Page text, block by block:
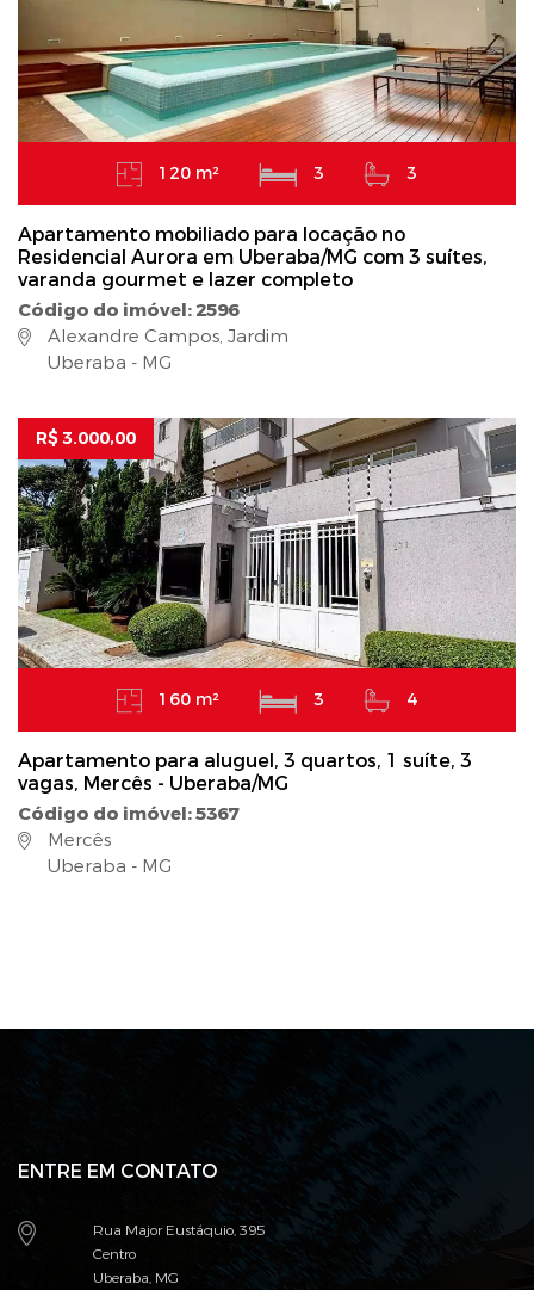
120 m² 3 3
Apartamento mobiliado para locação no
Residencial Aurora em Uberaba/MG com 3 suítes,
varanda gourmet e lazer completo
Código do imóvel: 2596
Alexandre Campos, Jardim
Uberaba - MG
R$ 3.000,00
160 m² 3 4
Apartamento para aluguel, 3 quartos, 1 suíte, 3
vagas, Mercês - Uberaba/MG
Código do imóvel: 5367
Mercês
Uberaba - MG
ENTRE EM CONTATO
Rua Major Eustáquio, 395
Centro
Uberaba, MG